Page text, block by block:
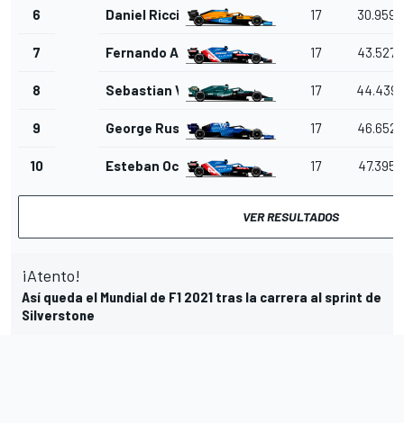
6 Daniel Ricciardo 17 30.959
7 Fernando Alonso 17 43.527
8 Sebastian Vettel 17 44.439
9 George Russell 17 46.652
10 Esteban Ocon 17 47.395
VER RESULTADOS
¡Atento!
Así queda el Mundial de F1 2021 tras la carrera al sprint de
Silverstone